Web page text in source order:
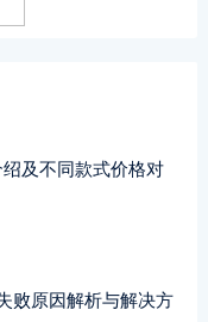
及不同款式价格对
败原因解析与解决方